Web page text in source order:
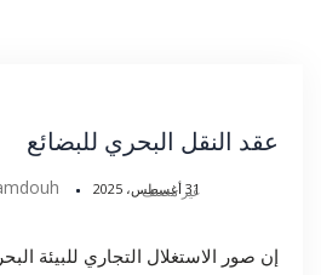
عقد النقل البحري للبضائع
31 أغسطس، 2025
غير مصنف
إن صور الاستغلال التجاري للبيئة